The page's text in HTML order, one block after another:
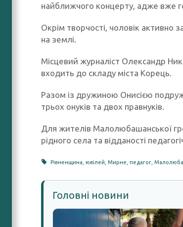
найближчого концерту, адже вже
Окрім творчості, чоловік активно
на землі.
Місцевий журналіст Олександр
входить до складу міста Корець.
Разом із дружиною Онисією
трьох онуків та двох правнуків.
Для жителів Малолюбашанської
рідного села та відданості
Рівненщина ,ювілей ,Мирне ,педагог ,
Головні новини